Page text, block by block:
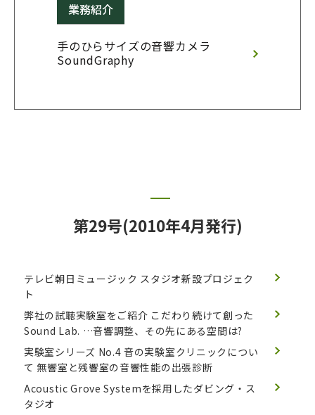
業務紹介
手のひらサイズの音響カメラ
SoundGraphy
第29号(2010年4月発行)
テレビ朝日ミュージック スタジオ新設プロジェク
ト
弊社の試聴実験室をご紹介 こだわり続けて創った
Sound Lab. …音響調整、その先にある空間は?
実験室シリーズ No.4 音の実験室クリニックについ
て 無響室と残響室の音響性能の出張診断
Acoustic Grove Systemを採用したダビング・ス
タジオ